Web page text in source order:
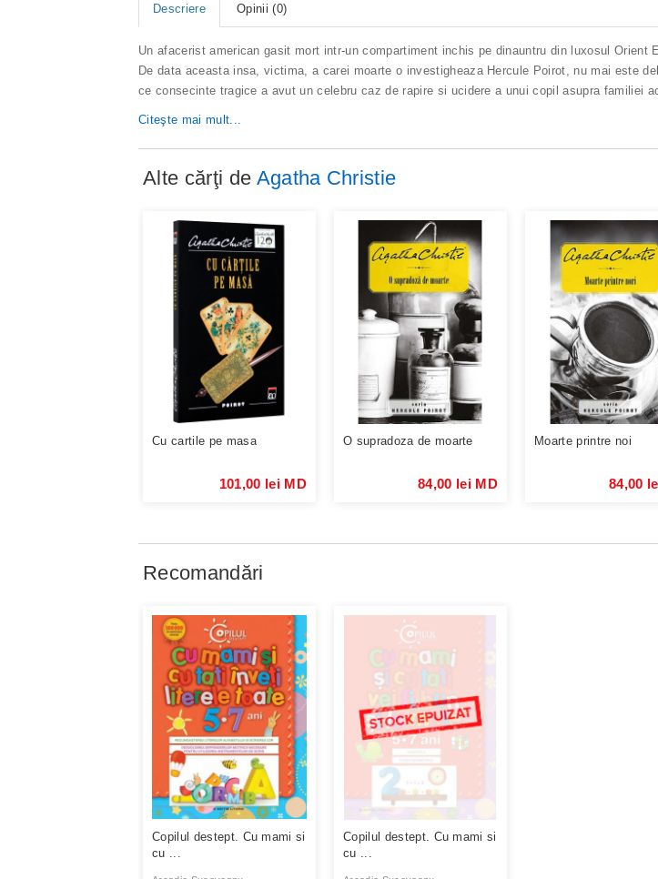
Descriere Opinii (0)
Un afacerist american gasit mort intr-un compartiment inchis pe dinauntru din luxosul
De data aceasta insa, victima, a carei moarte o investigheaza Hercule Poirot, nu mai este
ce consecinte tragice a avut un celebru caz de rapire si ucidere a unui copil asupra familiei
Citeşte mai mult...
Alte cărţi de Agatha Christie
Cu cartile pe masa
101,00 lei MD
O supradoza de moarte
84,00 lei MD
Moarte printre noi
84,00
Recomandări
Copilul destept. Cu mami si
cu ...
Copilul destept. Cu mami si
cu ...